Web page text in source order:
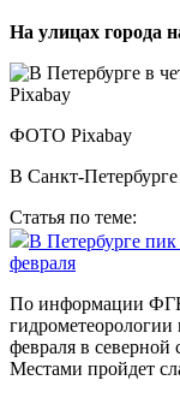
На улицах города
ФОТО Pixabay
В Санкт-Петербурге
Статья по теме:
В Петербурге
февраля
По информации
февраля в северной
Местами пройдет